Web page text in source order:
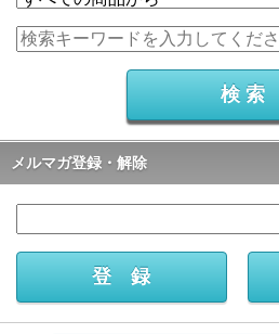
メルマガ登録・解除